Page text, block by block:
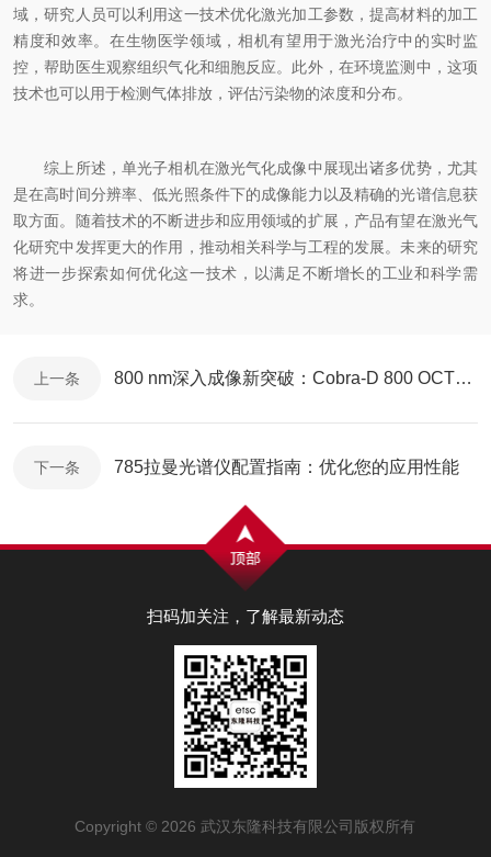
域，研究人员可以利用这一技术优化激光加工参数，提高材料的加工
精度和效率。在生物医学领域，相机有望用于激光治疗中的实时监
控，帮助医生观察组织气化和细胞反应。此外，在环境监测中，这项
技术也可以用于检测气体排放，评估污染物的浓度和分布。
综上所述，单光子相机在激光气化成像中展现出诸多优势，尤其
是在高时间分辨率、低光照条件下的成像能力以及精确的光谱信息获
取方面。随着技术的不断进步和应用领域的扩展，产品有望在激光气
化研究中发挥更大的作用，推动相关科学与工程的发展。未来的研究
将进一步探索如何优化这一技术，以满足不断增长的工业和科学需
求。
上一条 800 nm深入成像新突破：Cobra-D 800 OCT光谱仪，应用于眼科与工业
下一条 785拉曼光谱仪配置指南：优化您的应用性能
扫码加关注，了解最新动态
Copyright © 2026 武汉东隆科技有限公司版权所有